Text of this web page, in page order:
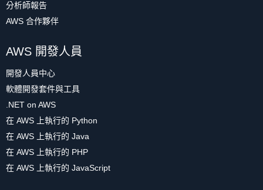
分析師報告
AWS 合作夥伴
AWS 開發人員
開發人員中心
軟體開發套件與工具
.NET on AWS
在 AWS 上執行的 Python
在 AWS 上執行的 Java
在 AWS 上執行的 PHP
在 AWS 上執行的 JavaScript